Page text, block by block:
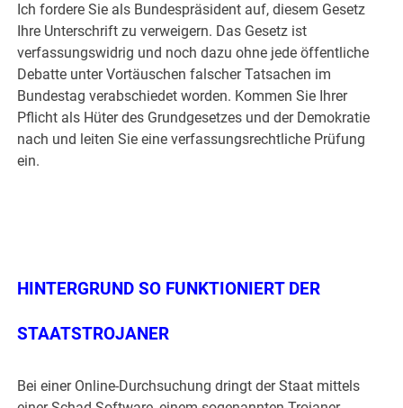
Ich fordere Sie als Bundespräsident auf, diesem Gesetz
Ihre Unterschrift zu verweigern. Das Gesetz ist
verfassungswidrig und noch dazu ohne jede öffentliche
Debatte unter Vortäuschen falscher Tatsachen im
Bundestag verabschiedet worden. Kommen Sie Ihrer
Pflicht als Hüter des Grundgesetzes und der Demokratie
nach und leiten Sie eine verfassungsrechtliche Prüfung
ein.
HINTERGRUNDSO FUNKTIONIERT DER
STAATSTROJANER
Bei einer Online-Durchsuchung dringt der Staat mittels